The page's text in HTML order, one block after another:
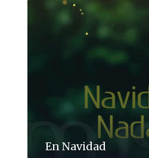
En Navidad